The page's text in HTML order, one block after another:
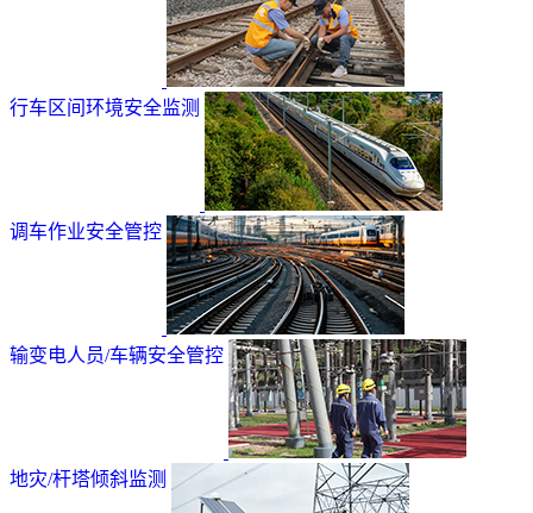
行车区间环境安全监测
调车作业安全管控
输变电人员/车辆安全管控
地灾/杆塔倾斜监测